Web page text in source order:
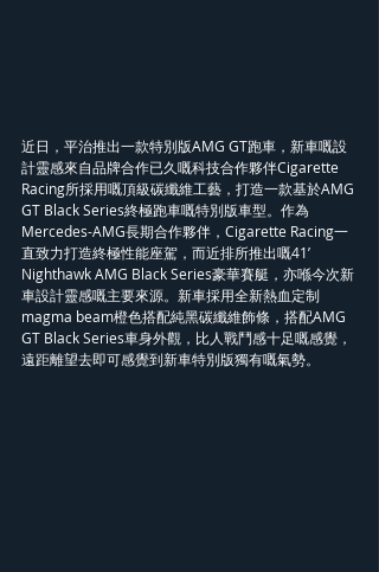
近日，平治推出一款特別版AMG GT跑車，新車嘅設
計靈感來自品牌合作已久嘅科技合作夥伴Cigarette
Racing所採用嘅頂級碳纖維工藝，打造一款基於AMG
GT Black Series終極跑車嘅特別版車型。作為
Mercedes-AMG長期合作夥伴，Cigarette Racing一
直致力打造終極性能座駕，而近排所推出嘅41’
Nighthawk AMG Black Series豪華賽艇，亦喺今次新
車設計靈感嘅主要來源。新車採用全新熱血定制
magma beam橙色搭配純黑碳纖維飾條，搭配AMG
GT Black Series車身外觀，比人戰鬥感十足嘅感覺，
遠距離望去即可感覺到新車特別版獨有嘅氣勢。